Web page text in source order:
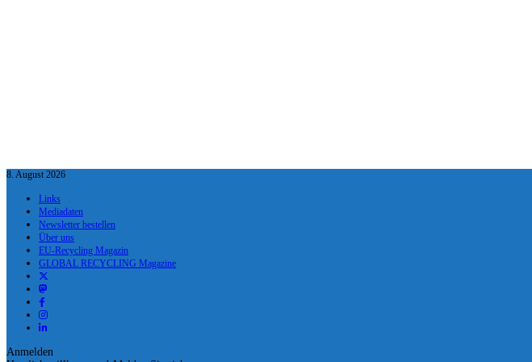
8. August 2026
Links
Mediadaten
Newsletter bestellen
Über uns
EU-Recycling Magazin
GLOBAL RECYCLING Magazine
Anmelden